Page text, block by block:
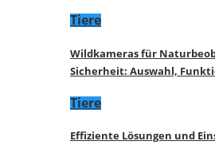
Tiere
Wildkameras für
Sicherheit: Auswahl,
Tiere
Effiziente Lösungen und